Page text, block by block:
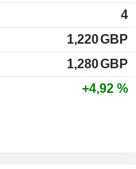
4
1,220GBP
1,280GBP
+4,92 %